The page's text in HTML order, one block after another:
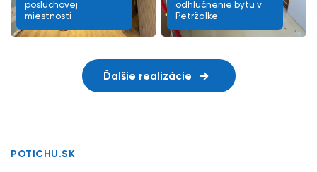
posluchovej
miestnosti
odhlučnenie bytu v
Petržalke
Ďalšie realizácie
POTICHU.SK